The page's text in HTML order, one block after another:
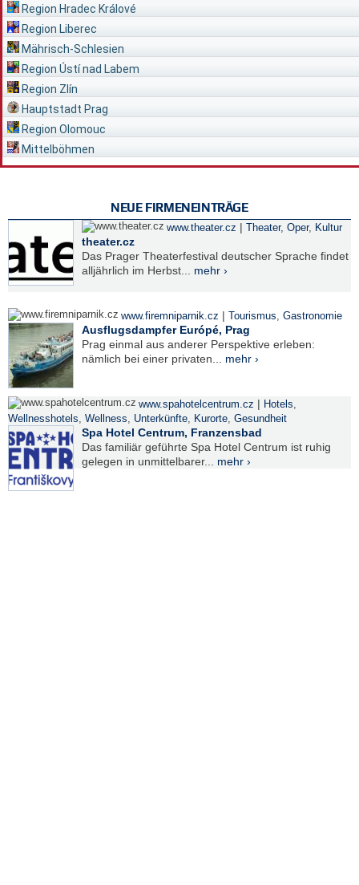
Region Hradec Králové
Region Liberec
Mährisch-Schlesien
Region Ústí nad Labem
Region Zlín
Hauptstadt Prag
Region Olomouc
Mittelböhmen
NEUE FIRMENEINTRÄGE
www.theater.cz | Theater, Oper, Kultur
theater.cz
Das Prager Theaterfestival deutscher Sprache findet
alljährlich im Herbst... mehr ›
www.firemniparnik.cz | Tourismus, Gastronomie
Ausflugsdampfer Európé, Prag
Prag einmal aus anderer Perspektive erleben:
nämlich bei einer privaten... mehr ›
www.spahotelcentrum.cz | Hotels,
Wellnesshotels, Wellness, Unterkünfte, Kurorte, Gesundheit
Spa Hotel Centrum, Franzensbad
Das familiär geführte Spa Hotel Centrum ist ruhig
gelegen in unmittelbarer... mehr ›